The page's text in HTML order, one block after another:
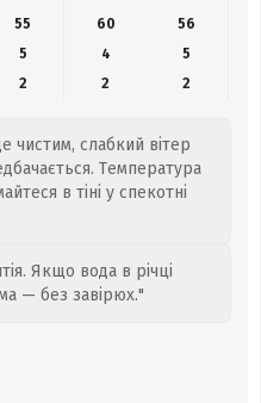
55 60 56
5 4
5
2 2 2
чистим, слабкий вітер
Температура
в тіні у спекотні
Якщо вода в річці
— без завірюх."